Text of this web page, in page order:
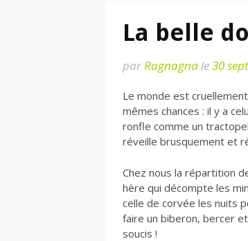
La belle
parRagnagnale30
Le monde est
mêmes chances : il y a
ronfle comme un
réveille brusquement et
Chez nous la répartition
hère qui décompte les
celle de corvée les nuits
faire un biberon, bercer
soucis !